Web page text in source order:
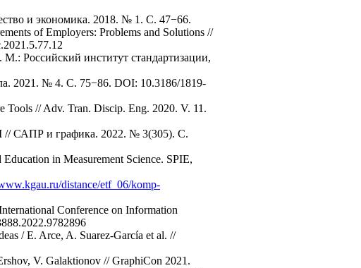
и экономика. 2018. № 1. С. 47−66.
of Employers: Problems and Solutions //
Российский институт стандартизации,
2021. № 4. С. 75−86. DOI: 10.3186/1819-
// Adv. Tran. Discip. Eng. 2020. V. 11.
// САПР и графика. 2022. № 3(305). С.
in Measurement Science. SPIE,
distance/etf_06/komp-
Conference on Information
/ E. Arce, A. Suarez-García et al. //
V. Galaktionov // GraphiCon 2021.